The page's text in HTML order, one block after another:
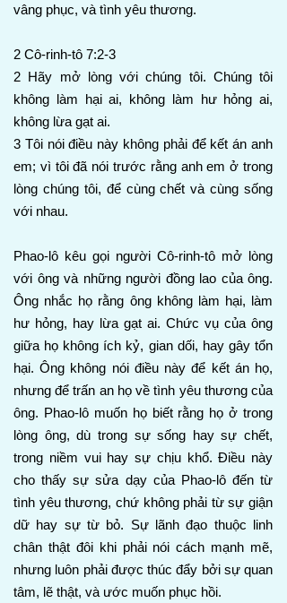
vâng phục, và tình yêu thương.
2 Cô-rinh-tô 7:2-3
2 Hãy mở lòng với chúng tôi. Chúng tôi
không làm hại ai, không làm hư hỏng ai,
không lừa gạt ai.
3 Tôi nói điều này không phải để kết án anh
em; vì tôi đã nói trước rằng anh em ở trong
lòng chúng tôi, để cùng chết và cùng sống
với nhau.
Phao-lô kêu gọi người Cô-rinh-tô mở lòng
với ông và những người đồng lao của ông.
Ông nhắc họ rằng ông không làm hại, làm
hư hỏng, hay lừa gạt ai. Chức vụ của ông
giữa họ không ích kỷ, gian dối, hay gây tổn
hại. Ông không nói điều này để kết án họ,
nhưng để trấn an họ về tình yêu thương của
ông. Phao-lô muốn họ biết rằng họ ở trong
lòng ông, dù trong sự sống hay sự chết,
trong niềm vui hay sự chịu khổ. Điều này
cho thấy sự sửa dạy của Phao-lô đến từ
tình yêu thương, chứ không phải từ sự giận
dữ hay sự từ bỏ. Sự lãnh đạo thuộc linh
chân thật đôi khi phải nói cách mạnh mẽ,
nhưng luôn phải được thúc đẩy bởi sự quan
tâm, lẽ thật, và ước muốn phục hồi.